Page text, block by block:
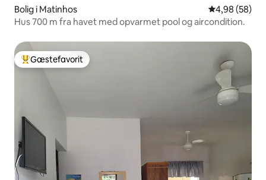
Bolig i Matinhos 4,98 ud af 5 i
4,98 (58)
Hus 700 m fra havet med opvarmet pool og aircondition.
Bedste gæstefavorit
Gæstefavorit